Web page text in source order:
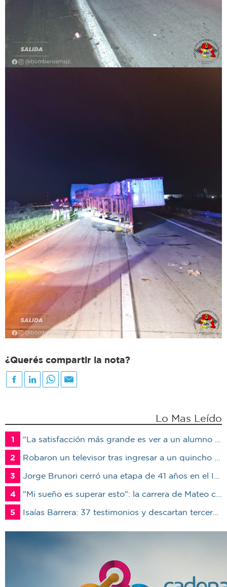
¿Querés compartir la nota?
Lo Mas Leído
1
"La satisfacción más grande es ver a un alumno trabajando": Jorge Vicente se jubiló luego de 38 años en el IPET51
2
Robaron un televisor tras ingresar a un quincho en una vivienda de Marcos Juárez
3
Jorge Brunori cerró una etapa de 41 años en el INTA: “Me voy de mi casa para irme a mi casa”
4
"Mi sueño es superar esto": la carrera de Mateo contra el tiempo por un trasplante
5
Isaías Barrera: 37 testimonios y descartan terceros en Marcos Juárez